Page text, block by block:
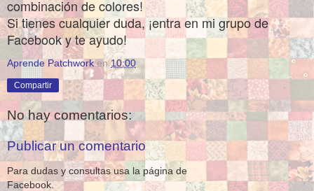
combinación de colores!
Si tienes cualquier duda, ¡entra en mi grupo de
Facebook y te ayudo!
Aprende Patchwork en10:00
Compartir
No hay comentarios:
Publicar un comentario
Para dudas y consultas usa la página de
Facebook.